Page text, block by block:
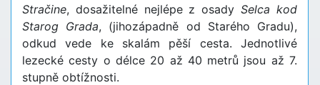
Stračine, dosažitelné nejlépe z osadySelca kod
Starog Grada, (jihozápadně od Starého Gradu),
odkud vede ke skalám pěší cesta. Jednotlivé
lezecké cesty o délce 20 až 40 metrů jsou až 7.
stupně obtížnosti.